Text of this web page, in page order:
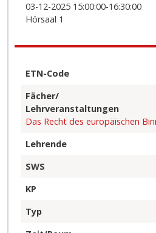
03-12-2025 15:00:00-16:30:00
Hörsaal 1
ETN-Code
Fächer/
Lehrveranstaltungen
Das Recht des europäischen
Lehrende
SWS
KP
Typ